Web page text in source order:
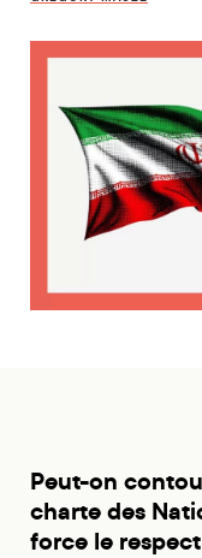
Peut-on
charte des
force le